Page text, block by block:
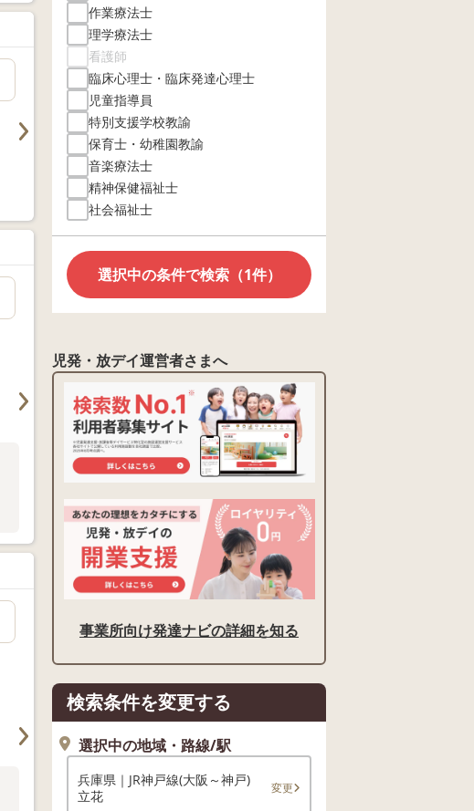
作業療法士
理学療法士
看護師
臨床心理士・臨床発達心理士
児童指導員
特別支援学校教諭
保育士・幼稚園教諭
音楽療法士
精神保健福祉士
社会福祉士
選択中の条件で検索（1件）
児発・放デイ運営者さまへ
事業所向け発達ナビの詳細を知る
検索条件を変更する
選択中の地域・路線/駅
兵庫県｜JR神戸線(大阪～神戸)
立花
変更